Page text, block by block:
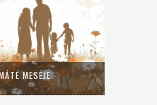
MESÉJE